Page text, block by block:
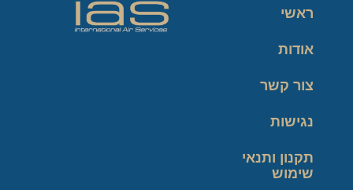
ראשי
אודות
צור קשר
נגישות
תקנון ותנאי
שימוש